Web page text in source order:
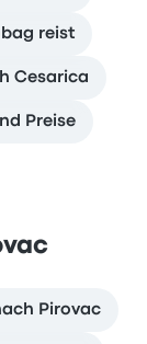
reist
Cesarica
Preise
Pirovac